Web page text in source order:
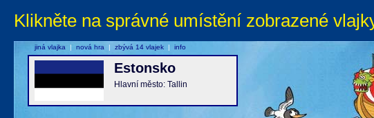
Klikněte na správné umístění zobrazené
Estonsko
Hlavní město: Tallin
jiná vlajka | nová hra | zbývá 14 vlajek | info